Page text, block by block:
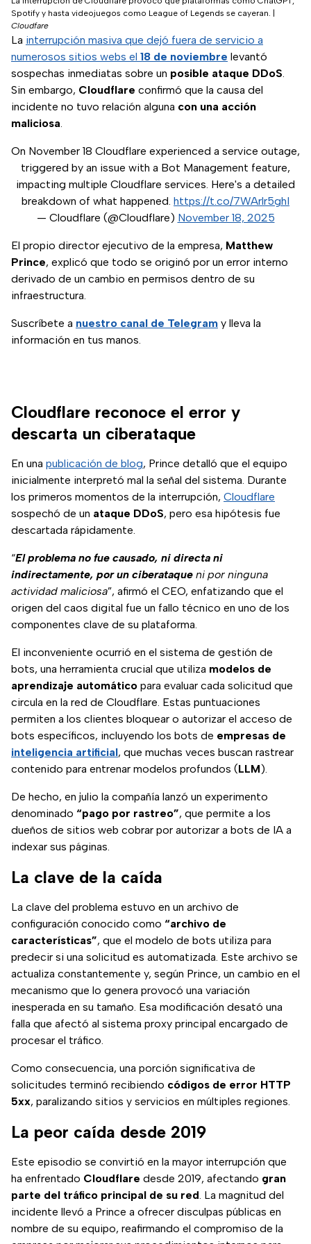
Spotify y hasta videojuegos como League of Legends se cayeran.
Cloudfare
La interrupción masiva que dejó fuera de servicio a
numerosos sitios webs el 18 de noviembre levantó
sospechas inmediatas sobre un posible ataque DDoS.
Sin embargo, Cloudflare confirmó que la causa del
incidente no tuvo relación alguna con una acción
maliciosa.
On November 18 Cloudflare experienced a service outage,
triggered by an issue with a Bot Management feature,
impacting multiple Cloudflare services. Here's a detailed
breakdown of what happened. https://t.co/7WArlr5ghI
— Cloudflare (@Cloudflare) November 18, 2025
El propio director ejecutivo de la empresa, Matthew
Prince, explicó que todo se originó por un error interno
derivado de un cambio en permisos dentro de su
infraestructura.
Suscríbete a nuestro canal de Telegram y lleva la
información en tus manos.
Cloudflare reconoce el error y
descarta un ciberataque
En una publicación de blog, Prince detalló que el equipo
inicialmente interpretó mal la señal del sistema. Durante
los primeros momentos de la interrupción, Cloudflare
sospechó de un ataque DDoS, pero esa hipótesis fue
descartada rápidamente.
“El problema no fue causado, ni directa ni
indirectamente, por un ciberataque ni por ninguna
actividad maliciosa”, afirmó el CEO, enfatizando que el
origen del caos digital fue un fallo técnico en uno de los
componentes clave de su plataforma.
El inconveniente ocurrió en el sistema de gestión de
bots, una herramienta crucial que utiliza modelos de
aprendizaje automático para evaluar cada solicitud que
circula en la red de Cloudflare. Estas puntuaciones
permiten a los clientes bloquear o autorizar el acceso de
bots específicos, incluyendo los bots de empresas de
inteligencia artificial, que muchas veces buscan rastrear
contenido para entrenar modelos profundos (LLM).
De hecho, en julio la compañía lanzó un experimento
denominado “pago por rastreo”, que permite a los
dueños de sitios web cobrar por autorizar a bots de IA a
indexar sus páginas.
La clave de la caída
La clave del problema estuvo en un archivo de
configuración conocido como “archivo de
características”, que el modelo de bots utiliza para
predecir si una solicitud es automatizada. Este archivo se
actualiza constantemente y, según Prince, un cambio en el
mecanismo que lo genera provocó una variación
inesperada en su tamaño. Esa modificación desató una
falla que afectó al sistema proxy principal encargado de
procesar el tráfico.
Como consecuencia, una porción significativa de
solicitudes terminó recibiendo códigos de error HTTP
5xx, paralizando sitios y servicios en múltiples regiones.
La peor caída desde 2019
Este episodio se convirtió en la mayor interrupción que
ha enfrentado Cloudflare desde 2019, afectando gran
parte del tráfico principal de su red. La magnitud del
incidente llevó a Prince a ofrecer disculpas públicas en
nombre de su equipo, reafirmando el compromiso de la